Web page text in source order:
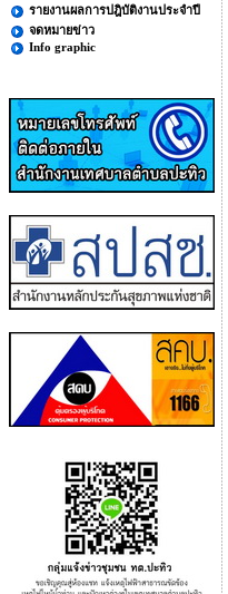
รายงานผลการปฎิบัติงานประจำปี
จดหมายข่าว
Info graphic